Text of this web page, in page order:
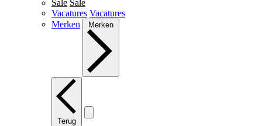
Sale Sale
Vacatures Vacatures
Merken
Merken
Terug